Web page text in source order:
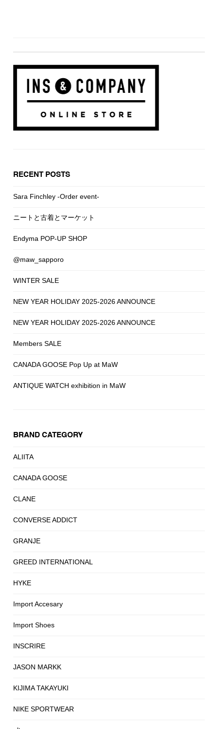
RECENT POSTS
Sara Finchley -Order event-
ニートと古着とマーケット
Endyma POP-UP SHOP
@maw_sapporo
WINTER SALE
NEW YEAR HOLIDAY 2025-2026 ANNOUNCE
NEW YEAR HOLIDAY 2025-2026 ANNOUNCE
Members SALE
CANADA GOOSE Pop Up at MaW
ANTIQUE WATCH exhibition in MaW
BRAND CATEGORY
ALIITA
CANADA GOOSE
CLANE
CONVERSE ADDICT
GRANJE
GREED INTERNATIONAL
HYKE
Import Accesary
Import Shoes
INSCRIRE
JASON MARKK
KIJIMA TAKAYUKI
NIKE SPORTWEAR